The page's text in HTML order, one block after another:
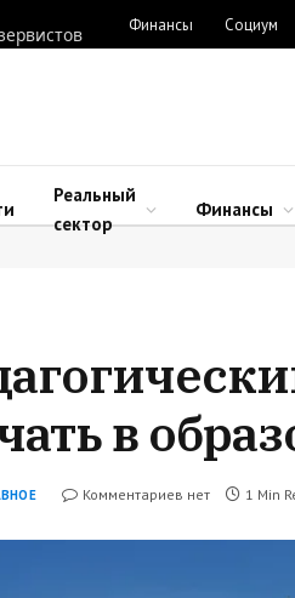
Финансы Социум
Реальный
сектор
Финансы
в
Комментариев нет 1 Min